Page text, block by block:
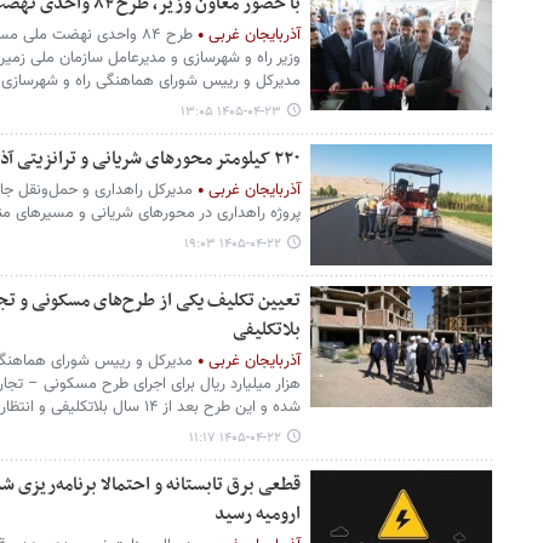
آذربایجان غربی
طرح ۸۴ واحدی نهضت
وزیر راه و شهرسازی و مدیرعامل سازمان ملی
مدیرکل و رییس شورای هماهنگی راه و شهرسازی
۱۴۰۵-۰۴-۲۳ ۱۳:۰۵
۲۲۰ کیلومتر محورهای شریانی و ترانزیتی آذربایجان‌غربی در حال آسفالت است
آذربایجان غربی
پروژه راهداری در محورهای شریانی و مسیرهای
۱۴۰۵-۰۴-۲۲ ۱۹:۰۳
بلاتکلیفی
آذربایجان غربی
هزار میلیارد ریال برای اجرای طرح مسکونی –
شده و این طرح بعد از ۱۴ سال بلاتکلیفی و انتظار تعیین و تکلیف شد.
۱۴۰۵-۰۴-۲۲ ۱۱:۱۷
قطعی برق تابستانه و احتمالا
ارومیه رسید